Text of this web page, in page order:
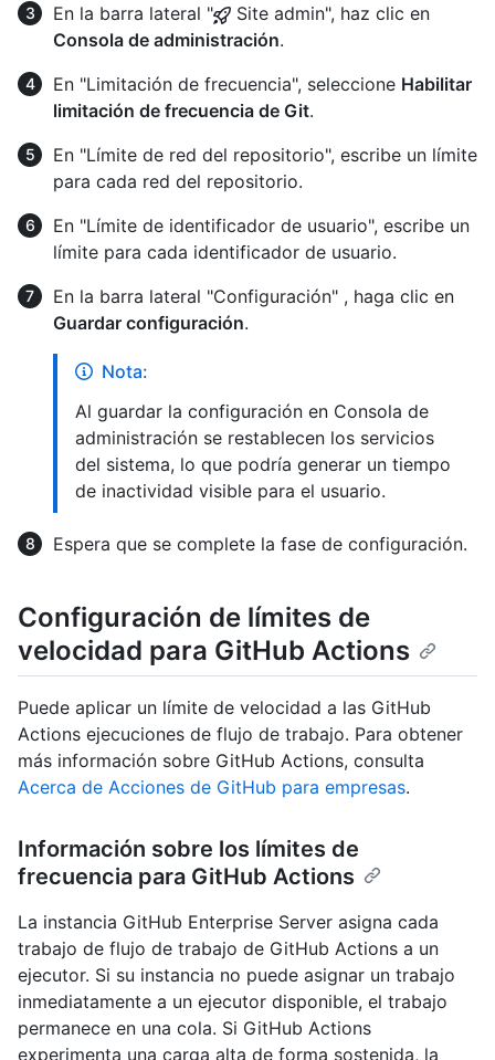
En la barra lateral "
Site admin", haz clic en
Consola de administración.
En "Limitación de frecuencia", seleccione Habilitar
limitación de frecuencia de Git.
En "Límite de red del repositorio", escribe un límite
para cada red del repositorio.
En "Límite de identificador de usuario", escribe un
límite para cada identificador de usuario.
En la barra lateral "Configuración" , haga clic en
Guardar configuración.
Nota:
Al guardar la configuración en Consola de
administración se restablecen los servicios
del sistema, lo que podría generar un tiempo
de inactividad visible para el usuario.
Espera que se complete la fase de configuración.
Configuración de límites de
velocidad para GitHub Actions
Puede aplicar un límite de velocidad a las GitHub
Actions ejecuciones de flujo de trabajo. Para obtener
más información sobre GitHub Actions, consulta
Acerca de Acciones de GitHub para empresas.
Información sobre los límites de
frecuencia para GitHub Actions
La instancia GitHub Enterprise Server asigna cada
trabajo de flujo de trabajo de GitHub Actions a un
ejecutor. Si su instancia no puede asignar un trabajo
inmediatamente a un ejecutor disponible, el trabajo
permanece en una cola. Si GitHub Actions
experimenta una carga alta de forma sostenida, la